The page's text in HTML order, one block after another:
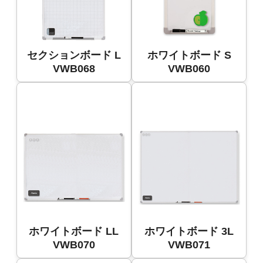
セクションボード L
VWB068
ホワイトボード S
VWB060
ホワイトボード LL
VWB070
ホワイトボード 3L
VWB071